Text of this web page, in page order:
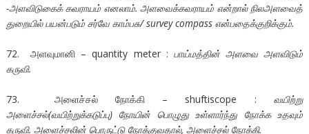
-அளவிடுகைக் கவராயம் எனலாம். அளவைக்கவராயம் என்றால் நிலஅளவைத்
துறையில் பயன்படும் சர்வே காம்பசு/ survey compass என்பதைக்குறிக்கும்.
72. அளவுமானி – quantity meter : பாய்மத்தின் அளவை அளவிடும்
கருவி.
73. அளைச்சல் நோக்கி – shuftiscope :வயிற்று
அளைச்சல்(வயிற்றுக்கடுப்பு) நோயின் பொழுது உள்ளார்ந்து நோக்க உதவும்
கருவி. அளைச்சலின் பொருட்டு நோக்குவதால், அளைச்சல் நோக்கி.